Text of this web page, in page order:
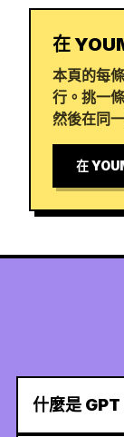
在
本頁的每
行。挑一
然後在同
在
什麼是